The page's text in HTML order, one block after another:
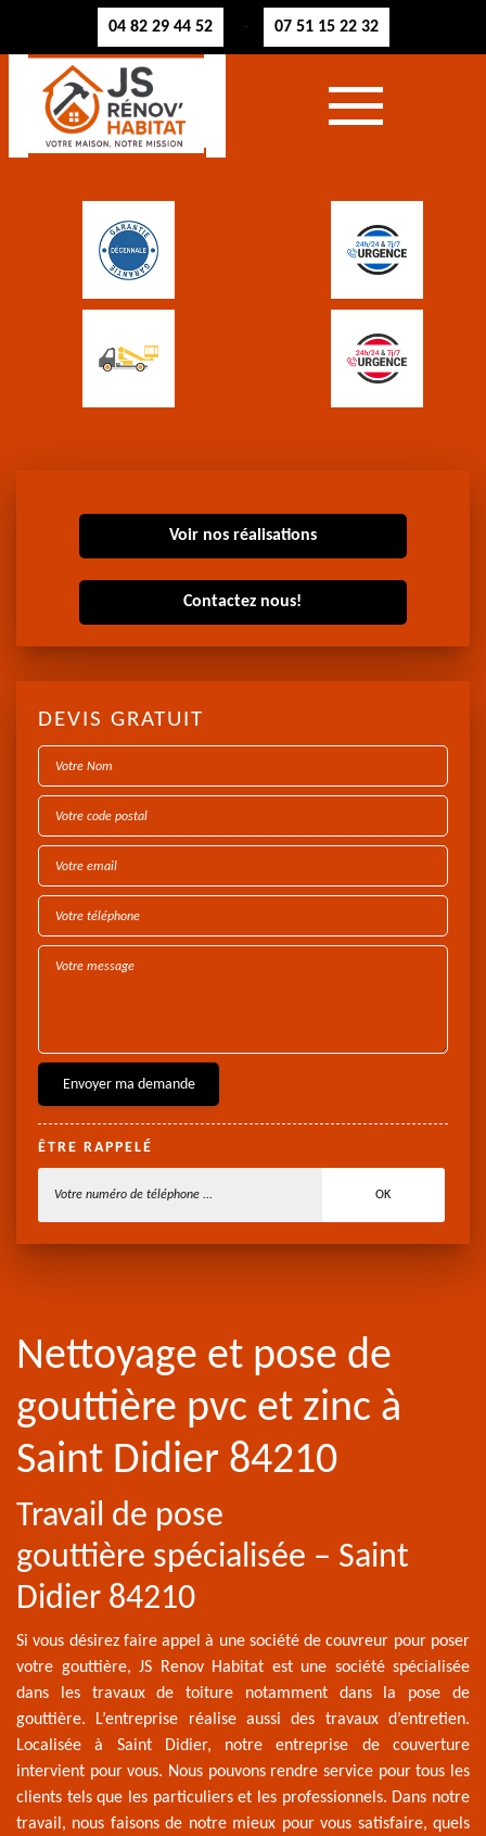
04 82 29 44 52 - 07 51 15 22 32
Voir nos réalisations
Contactez nous!
DEVIS GRATUIT
ÊTRE RAPPELÉ
Nettoyage et pose de
gouttière pvc et zinc à
Saint Didier 84210
Travail de pose
gouttière spécialisée – Saint
Didier 84210
Si vous désirez faire appel à une société de couvreur pour poser
votre gouttière, JS Renov Habitat est une société spécialisée
dans les travaux de toiture notamment dans la pose de
gouttière. L’entreprise réalise aussi des travaux d’entretien.
Localisée à Saint Didier, notre entreprise de couverture
intervient pour vous. Nous pouvons rendre service pour tous les
clients tels que les particuliers et les professionnels. Dans notre
travail, nous faisons de notre mieux pour vous satisfaire, quels